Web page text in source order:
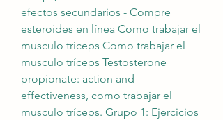
efectos secundarios - Compre
esteroides en línea Como trabajar el
musculo tríceps Como trabajar el
musculo tríceps Testosterone
propionate: action and
effectiveness, como trabajar el
musculo tríceps. Grupo 1: Ejercicios